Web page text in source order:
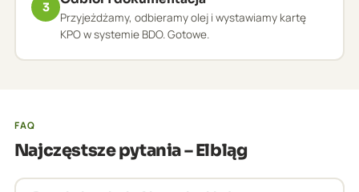
3
Przyjeżdżamy, odbieramy olej i wystawiamy kartę
KPO w systemie BDO. Gotowe.
FAQ
Najczęstsze pytania – Elbląg